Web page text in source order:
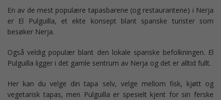
En av de mest populære tapasbarene (og restaurantene) i Nerja
er El Pulguilla, et ekte konsept blant spanske turister som
besøker Nerja.
Også veldig populær blant den lokale spanske befolkningen. El
Pulguilla ligger i det gamle sentrum av Nerja og det er alltid fullt.
Her kan du velge din tapa selv, velge mellom fisk, kjøtt og
vegetarisk tapas, men Pulguilla er spesielt kjent for sin ferske